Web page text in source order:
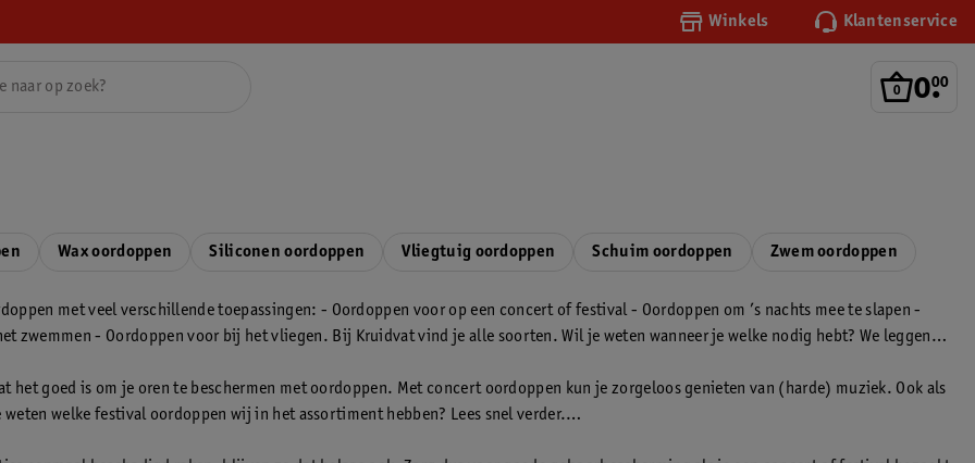
Winkels Klantenservice
0.
00
Wax oordoppen Siliconen oordoppen Vliegtuig oordoppen Schuim oordoppen Zwem oordoppen
met veel verschillende toepassingen: - Oordoppen voor op een concert of festival - Oordoppen om ’s nachts mee te slapen -
zwemmen - Oordoppen voor bij het vliegen. Bij Kruidvat vind je alle soorten. Wil je weten wanneer je welke nodig hebt? We leggen
het goed is om je oren te beschermen met oordoppen. Met concert oordoppen kun je zorgeloos genieten van (harde) muziek. Ook als
welke festival oordoppen wij in het assortiment hebben? Lees snel verder.